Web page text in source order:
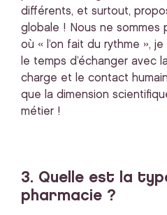
différents, et surtout,
globale ! Nous ne sommes
où « l’on fait du rythme »,
le temps d’échanger avec
charge et le contact
que la dimension
métier !
3. Quelle est la
pharmacie ?